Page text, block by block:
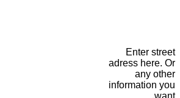
Enter street
adress here. Or
any other
information you